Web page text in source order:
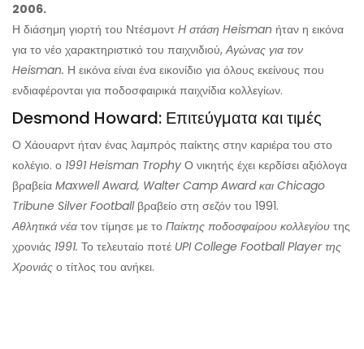
2006.
Η διάσημη γιορτή του Ντέσμοντ Η στάση Heisman ήταν η εικόνα
για το νέο χαρακτηριστικό του παιχνιδιού,Αγώνας για τον
Heisman. Η εικόνα είναι ένα εικονίδιο για όλους εκείνους που
ενδιαφέρονται για ποδοσφαιρικά παιχνίδια κολλεγίων.
Desmond Howard: Επιτεύγματα και τιμές
Ο Χάουαρντ ήταν ένας λαμπρός παίκτης στην καριέρα του στο
κολέγιο. ο 1991 Heisman Trophy Ο νικητής έχει κερδίσει αξιόλογα
βραβεία Maxwell Award, Walter Camp Award και Chicago
Tribune Silver Footballβραβείο στη σεζόν του 1991.
Αθλητικά νέα τον τίμησε με το Παίκτης ποδοσφαίρου κολλεγίου της
χρονιάς 1991. Το τελευταίο ποτέ UPI College Football Player της
Χρονιάς ο τίτλος του ανήκει.